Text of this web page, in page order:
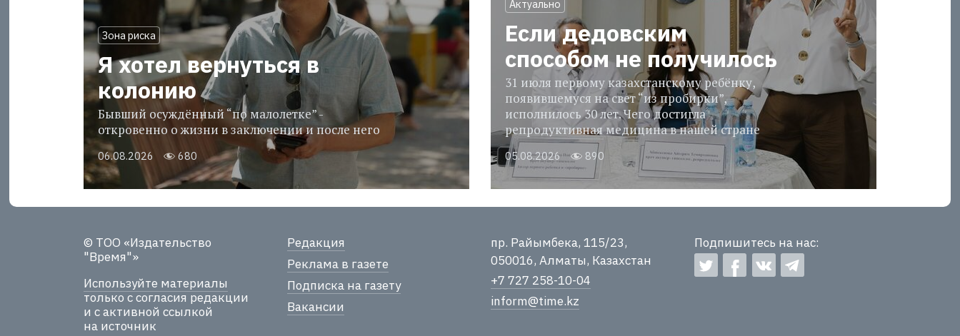
Зона риска
Я хотел вернуться в
колонию
Бывший осуждённый “по малолетке” -
откровенно о жизни в заключении и после него
06.08.2026 680
Актуально
Если дедовским
способом не получилось
31 июля первому казахстанскому ребёнку,
появившемуся на свет “из пробирки”,
исполнилось 30 лет. Чего достигла
репродуктивная медицина в нашей стране
05.08.2026 890
© ТОО «Издательство
"Время"»
Используйте материалы
только с согласия редакции
и с активной ссылкой
на источник
Редакция
Реклама в газете
Подписка на газету
Вакансии
пр. Райымбека, 115/23,
050016, Алматы, Казахстан
+7 727 258-10-04
inform@time.kz
Подпишитесь на нас: